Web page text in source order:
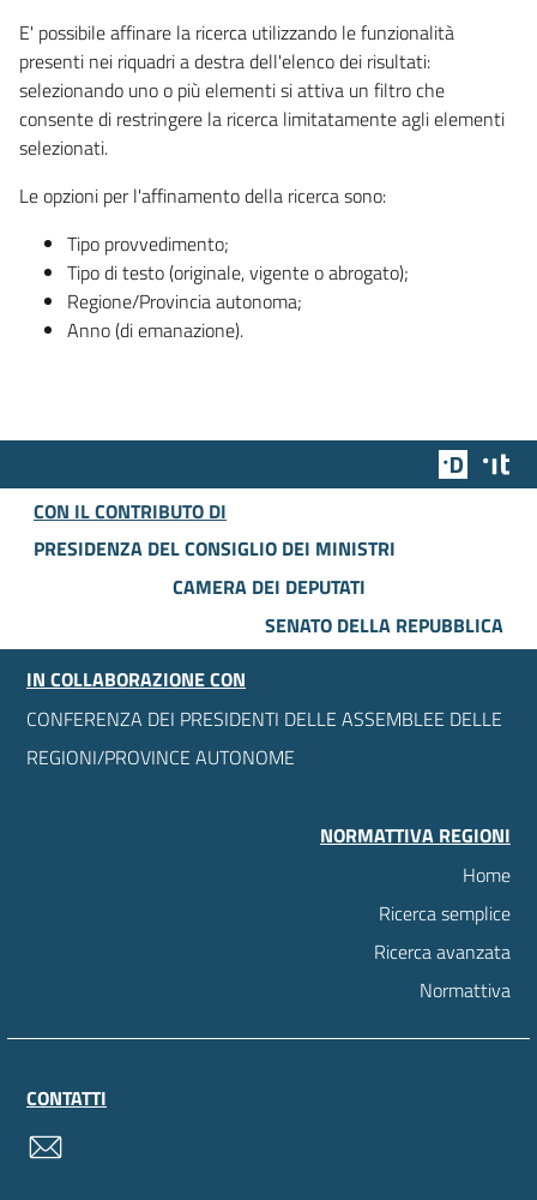
E' possibile affinare la ricerca utilizzando le funzionalità
presenti nei riquadri a destra dell'elenco dei risultati:
selezionando uno o più elementi si attiva un filtro che
consente di restringere la ricerca limitatamente agli elementi
selezionati.
Le opzioni per l'affinamento della ricerca sono:
Tipo provvedimento;
Tipo di testo (originale, vigente o abrogato);
Regione/Provincia autonoma;
Anno (di emanazione).
Team
CON IL CONTRIBUTO DI
PRESIDENZA DEL CONSIGLIO DEI MINISTRI
CAMERA DEI DEPUTATI
SENATO DELLA REPUBBLICA
IN COLLABORAZIONE CON
CONFERENZA DEI PRESIDENTI DELLE ASSEMBLEE DELLE
REGIONI/PROVINCE AUTONOME
NORMATTIVA REGIONI
Home
Ricerca semplice
Ricerca avanzata
Normattiva
CONTATTI